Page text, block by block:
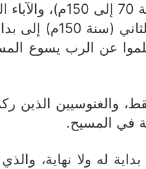
آمن آباء الكنيسة الأولى تلاميذ رسل المسيح وخلفاؤهم، في
الإيمان المسيحي أمام الأباطرة الرومان وضد الهراطقة
قواهم، وتكلموا عن الرب
والغنوسيين الذين
في المسيح.
له ولا نهاية،